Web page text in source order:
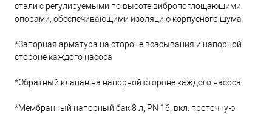
стали с регулируемыми по высоте вибропоглощающими
опорами, обеспечивающими изоляцию корпусного шума
*Запорная арматура на стороне всасывания и напорной
стороне каждого насоса
*Обратный клапан на напорной стороне каждого насоса
*Мембранный напорный бак 8 л, PN 16, вкл. проточную